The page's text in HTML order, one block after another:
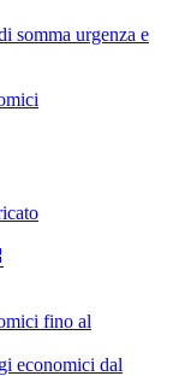
somma urgenza e
fino al
economici dal